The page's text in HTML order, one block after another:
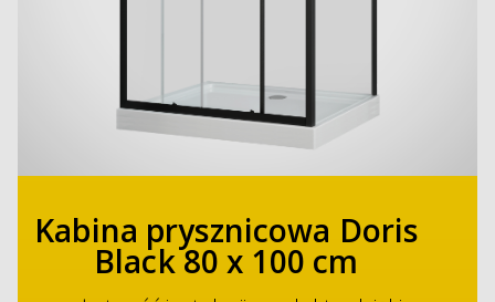
Kabina prysznicowa Doris
Black 80 x 100 cm